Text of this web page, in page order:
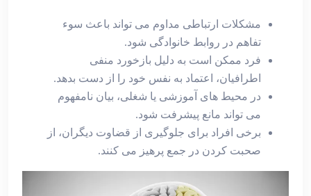
مشکلات ارتباطی مداوم می‌ تواند باعث سوء
تفاهم در روابط خانوادگی شود.
فرد ممکن است به دلیل بازخورد منفی
اطرافیان، اعتماد به‌ نفس خود را از دست بدهد.
در محیط ‌های آموزشی یا شغلی، بیان نامفهوم
می‌ تواند مانع پیشرفت شود.
برخی افراد برای جلوگیری از قضاوت دیگران، از
صحبت کردن در جمع پرهیز می ‌کنند.